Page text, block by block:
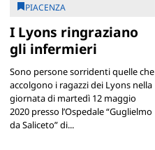
PIACENZA
I Lyons ringraziano
gli infermieri
Sono persone sorridenti quelle che
accolgono i ragazzi dei Lyons nella
giornata di martedì 12 maggio
2020 presso l’Ospedale “Guglielmo
da Saliceto” di...